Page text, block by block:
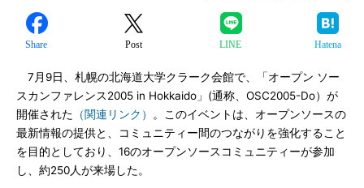
Share Post LINE Hatena
7月9日、札幌の北海道大学クラーク会館で、「オープン ソー
スカンファレンス2005 in Hokkaido」(通称、OSC2005-Do）が
開催された （関連リンク）
。このイベントは、オープンソースの
最新情報の提供と、コミュニティー間のつながりを強化すること
を目的としており、16のオープンソースコミュニティーが参加
し、約250人が来場した。